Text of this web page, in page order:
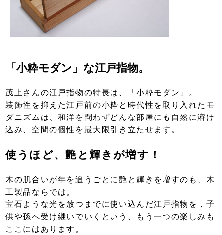
「小粋モダン」な江戸指物。
茂上さんの江戸指物の特長は、「小粋モダン」。
装飾性を抑えた江戸前の小粋と時代性を取り入れたモ
ダニズムは、和洋を問わずどんな部屋にも自然に溶け
込み、空間の個性を最大限引き立たせます。
使うほど、艶と輝きが増す！
木の肌合いが年を追うごとに艶と輝きを増すのも、木
工製品ならでは。
宝石ような光を放つまでに使い込んだ江戸指物を，子
供や孫へ受け継いでいくという、もう一つの楽しみも
ここにはあります。